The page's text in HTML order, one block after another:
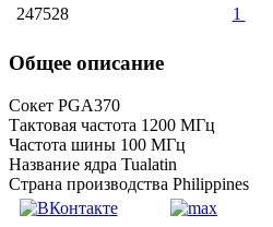
247528
1
Общее описание
Сокет PGA370
Тактовая частота 1200 МГц
Частота шины 100 МГц
Название ядра Tualatin
Страна производства Philippines